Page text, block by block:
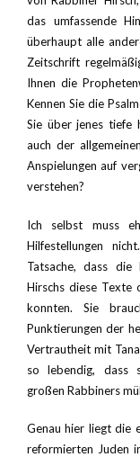
das umfassende
überhaupt alle
Zeitschrift
Ihnen die
Kennen Sie die
Sie über jenes tiefe
auch der
Anspielungen auf
verstehen?
Ich selbst muss
Hilfestellungen
Tatsache, dass
Hirschs diese Texte
konnten. Sie
Punktierungen der
Vertrautheit mit
so lebendig, dass
großen Rabbiners
Genau hier liegt die
reformierten Juden